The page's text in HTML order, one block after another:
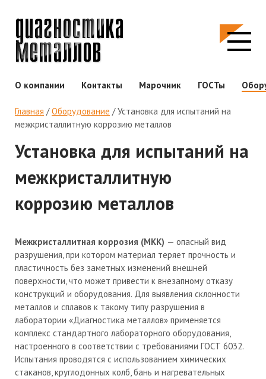
О компании Контакты Марочник ГОСТы
Главная / Оборудование / Установка для испытаний на
межкристаллитную коррозию металлов
Установка для испытаний на
межкристаллитную
коррозию металлов
Межкристаллитная коррозия (МКК) — опасный вид
разрушения, при котором материал теряет прочность и
пластичность без заметных изменений внешней
поверхности, что может привести к внезапному отказу
конструкций и оборудования. Для выявления склонности
металлов и сплавов к такому типу разрушения в
лаборатории «Диагностика металлов» применяется
комплекс стандартного лабораторного оборудования,
настроенного в соответствии с требованиями ГОСТ 6032.
Испытания проводятся с использованием химических
стаканов, круглодонных колб, бань и нагревательных